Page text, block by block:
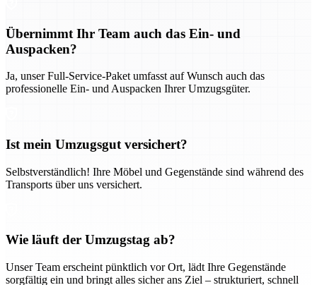
Übernimmt Ihr Team auch das Ein- und
Auspacken?
Ja, unser Full-Service-Paket umfasst auf Wunsch auch das
professionelle Ein- und Auspacken Ihrer Umzugsgüter.
Ist mein Umzugsgut versichert?
Selbstverständlich! Ihre Möbel und Gegenstände sind während des
Transports über uns versichert.
Wie läuft der Umzugstag ab?
Unser Team erscheint pünktlich vor Ort, lädt Ihre Gegenstände
sorgfältig ein und bringt alles sicher ans Ziel – strukturiert, schnell